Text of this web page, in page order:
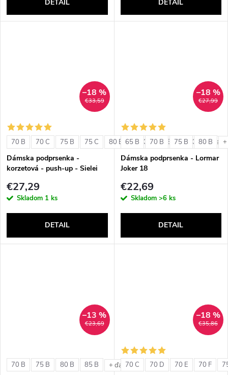
DETAIL DETAIL
€33,59
–18 %
70 B 70 C 75 B 75 C 80 B 80 C 85 B 85 C +
Dámska podprsenka -
korzetová - push-up - Sielei
€27,29
Skladom 1 ks
DETAIL
€27,99
–18 %
65 B 70 B 75 B 80 B
Dámska podprsenka - Lormar
Joker 18
€22,69
Skladom >6 ks
DETAIL
€23,69
–13 %
70 B 75 B 80 B 85 B + ďalšie
€35,86
–18 %
70 C 70 D 70 E 70 F